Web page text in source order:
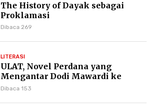
The History of Dayak sebagai
Proklamasi
Dibaca 269
LITERASI
ULAT, Novel Perdana yang
Mengantar Dodi Mawardi ke
Puncak Karier Kepenulisan
Dibaca 153